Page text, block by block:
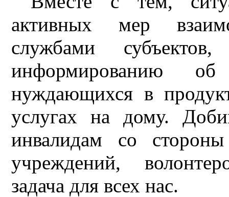
активных мер
службами
информированию
нуждающихся в
услугах на дому.
инвалидам со
учреждений,
задача для всех нас.